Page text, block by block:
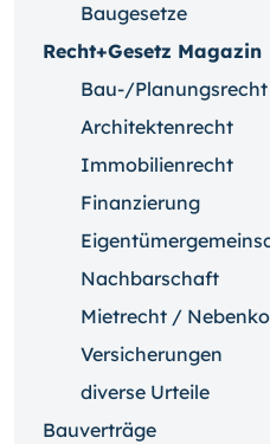
Baugesetze
Recht+Gesetz Magazin
Bau-/Planungsrecht
Architektenrecht
Immobilienrecht
Finanzierung
Nachbarschaft
Mietrecht /
Versicherungen
diverse Urteile
Bauverträge